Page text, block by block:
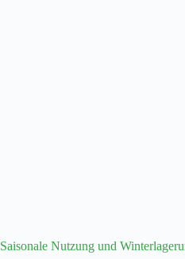
Saisonale Nutzung und